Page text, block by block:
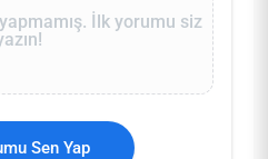
İlk yorumu siz
Sen Yap